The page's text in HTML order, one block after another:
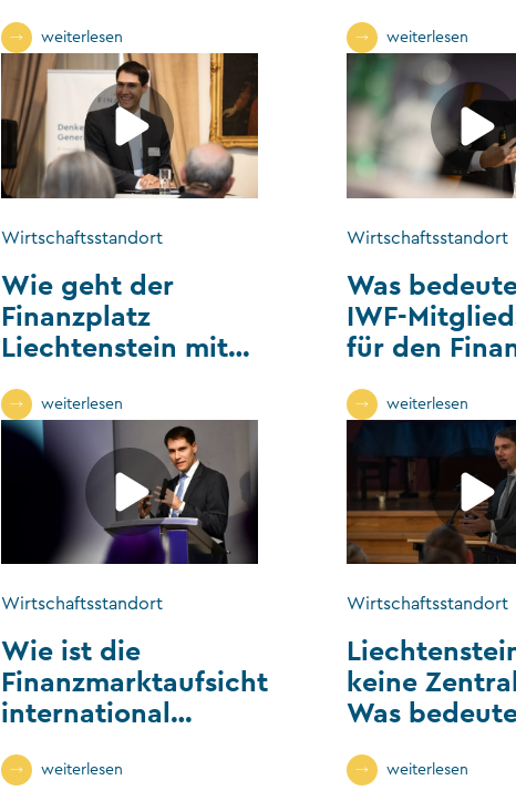
Industriestandort –
was zeichnet
diesen aus?
weiterlesen weiterlesen
Wirtschaftsstandort
Wie geht der
Finanzplatz
Liechtenstein mit
internationalen
Anforderungen
um?
weiterlesen
Wirtschaftsstandort
Was
IWF-
für den
weiterlesen
Wirtschaftsstandort
Wie ist die
Finanzmarktaufsicht
international
weiterlesen
Wirtschaftsstandort
keine
Was
weiterlesen